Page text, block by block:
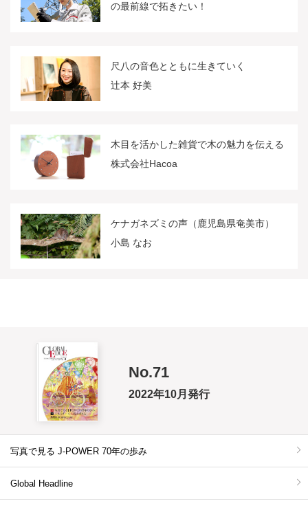
の最前線で拓きたい！
尺八の音色とともに生きていく
辻本 好美
木目を活かした雑貨で木の魅力を伝える
株式会社Hacoa
ケナガネズミの声（鹿児島県奄美市）
小島 なお
No.71
2022年10月発行
写真で見る J-POWER 70年の歩み
Global Headline